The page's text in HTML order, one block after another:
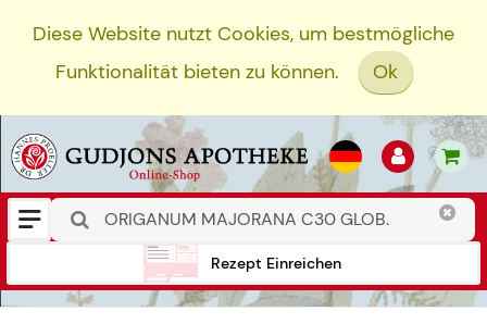
Diese Website nutzt Cookies, um bestmögliche
Funktionalität bieten zu können.
Ok
Rezept Einreichen